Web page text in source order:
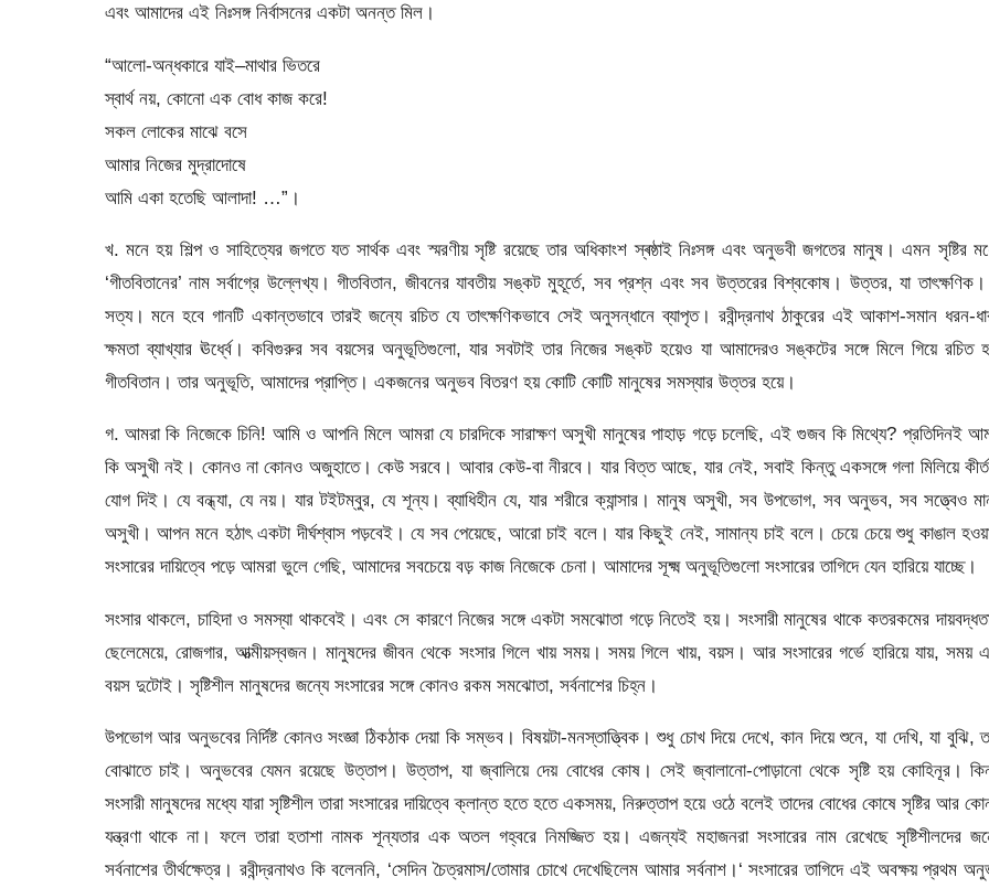
এবং আমাদের এই নিঃসঙ্গ নির্বাসনের একটা অনন্ত মিল।
“আলো-অন্ধকারে যাই–মাথার ভিতরে
স্বার্থ নয়, কোনো এক বোধ কাজ করে!
সকল লোকের মাঝে বসে
আমার নিজের মুদ্রাদোষে
আমি একা হতেছি আলাদা! …”।
খ. মনে হয় শিল্প ও সাহিত্যের জগতে যত সার্থক এবং স্মরণীয় সৃষ্টি রয়েছে তার অধিকাংশ স্ৰষ্ঠাই নিঃসঙ্গ এবং অনুভবী জগতের মানুষ। এমন সৃষ্টির
‘গীতবিতানের’ নাম সর্বাগ্রে উল্লেখ্য। গীতবিতান, জীবনের যাবতীয় সঙ্কট মুহূর্তে, সব প্রশ্ন এবং সব উত্তরের বিশ্বকোষ। উত্তর, যা তাৎক্ষণিক।
সত্য। মনে হবে গানটি একান্তভাবে তারই জন্যে রচিত যে তাৎক্ষণিকভাবে সেই অনুসন্ধানে ব্যাপৃত। রবীন্দ্রনাথ ঠাকুরের এই আকাশ-সমান ধরন-
ক্ষমতা ব্যাখ্যার ঊর্ধ্বে। কবিগুরুর সব বয়সের অনুভূতিগুলো, যার সবটাই তার নিজের সঙ্কট হয়েও যা আমাদেরও সঙ্কটের সঙ্গে মিলে গিয়ে রচিত
গীতবিতান। তার অনুভূতি, আমাদের প্রাপ্তি। একজনের অনুভব বিতরণ হয় কোটি কোটি মানুষের সমস্যার উত্তর হয়ে।
গ. আমরা কি নিজেকে চিনি! আমি ও আপনি মিলে আমরা যে চারদিকে সারাক্ষণ অসুখী মানুষের পাহাড় গড়ে চলেছি, এই গুজব কি মিথ্যে? প্রতিদিনই
কি অসুখী নই। কোনও না কোনও অজুহাতে। কেউ সরবে। আবার কেউ-বা নীরবে। যার বিত্ত আছে, যার নেই, সবাই কিন্তু একসঙ্গে গলা মিলিয়ে
যোগ দিই। যে বন্ধ্যা, যে নয়। যার টইটম্বুর, যে শূন্য। ব্যাধিহীন যে, যার শরীরে ক্যান্সার। মানুষ অসুখী, সব উপভোগ, সব অনুভব, সব সত্ত্বেও
অসুখী। আপন মনে হঠাৎ একটা দীর্ঘশ্বাস পড়বেই। যে সব পেয়েছে, আরো চাই বলে। যার কিছুই নেই, সামান্য চাই বলে। চেয়ে চেয়ে শুধু কাঙাল
সংসারের দায়িত্বে পড়ে আমরা ভুলে গেছি, আমাদের সবচেয়ে বড় কাজ নিজেকে চেনা। আমাদের সূক্ষ্ম অনুভূতিগুলো সংসারের তাগিদে যেন হারিয়ে যাচ্ছে।
সংসার থাকলে, চাহিদা ও সমস্যা থাকবেই। এবং সে কারণে নিজের সঙ্গে একটা সমঝোতা গড়ে নিতেই হয়। সংসারী মানুষের থাকে কতরকমের
ছেলেমেয়ে, রোজগার, আত্মীয়স্বজন। মানুষদের জীবন থেকে সংসার গিলে খায় সময়। সময় গিলে খায়, বয়স। আর সংসারের গর্ভে হারিয়ে যায়, সময়
বয়স দুটোই। সৃষ্টিশীল মানুষদের জন্যে সংসারের সঙ্গে কোনও রকম সমঝোতা, সর্বনাশের চিহ্ন।
উপভোগ আর অনুভবের নির্দিষ্ট কোনও সংজ্ঞা ঠিকঠাক দেয়া কি সম্ভব। বিষয়টা-মনস্তাত্ত্বিক। শুধু চোখ দিয়ে দেখে, কান দিয়ে শুনে, যা দেখি, যা বুঝি,
বোঝাতে চাই। অনুভবের যেমন রয়েছে উত্তাপ। উত্তাপ, যা জ্বালিয়ে দেয় বোধের কোষ। সেই জ্বালানো-পোড়ানো থেকে সৃষ্টি হয় কোহিনূর।
সংসারী মানুষদের মধ্যে যারা সৃষ্টিশীল তারা সংসারের দায়িত্বে ক্লান্ত হতে হতে একসময়, নিরুত্তাপ হয়ে ওঠে বলেই তাদের বোধের কোষে সৃষ্টির আর
যন্ত্রণা থাকে না। ফলে তারা হতাশা নামক শূন্যতার এক অতল গহ্বরে নিমজ্জিত হয়। এজন্যই মহাজনরা সংসারের নাম রেখেছে সৃষ্টিশীলদের
সর্বনাশের তীর্থক্ষেত্র। রবীন্দ্রনাথও কি বলেননি, ‘সেদিন চৈত্রমাস/তোমার চোখে দেখেছিলেম আমার সর্বনাশ।‘ সংসারের তাগিদে এই অবক্ষয় প্রথম